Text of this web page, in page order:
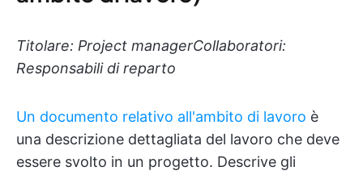
Titolare: Project managerCollaboratori:
Responsabili di reparto
Un documento relativo all'ambito di lavoro è
una descrizione dettagliata del lavoro che deve
essere svolto in un progetto. Descrive gli